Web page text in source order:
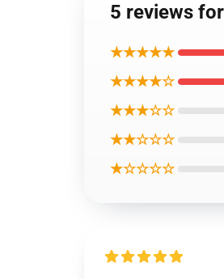
5 reviews
★★★★★
★★★★☆
★★★☆☆
★★☆☆☆
★☆☆☆☆